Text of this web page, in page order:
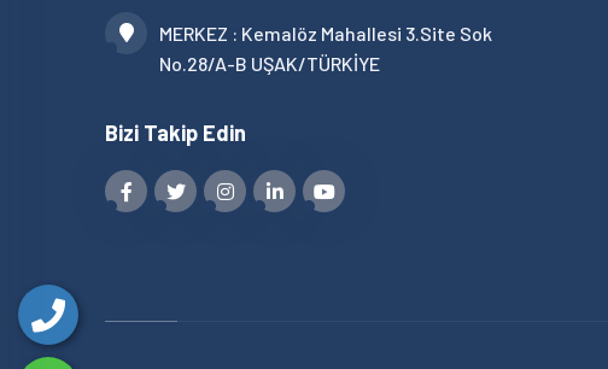
MERKEZ : Kemalöz Mahallesi 3.Site Sok
No.28/A-B UŞAK/TÜRKİYE
Bizi Takip Edin